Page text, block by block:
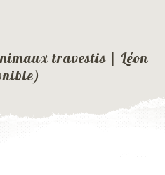
travestis | Léon